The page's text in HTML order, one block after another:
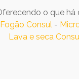
o que há
Fogão Consul -
Lava e seca